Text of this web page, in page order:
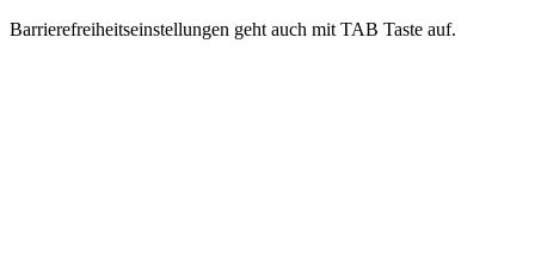
Barrierefreiheitseinstellungen geht auch mit TAB Taste auf.